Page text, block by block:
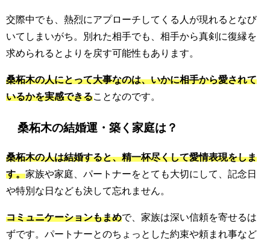
交際中でも、熱烈にアプローチしてくる人が現れるとなび
いてしまいがち。別れた相手でも、相手から真剣に復縁を
求められるとよりを戻す可能性もあります。
桑柘木の人にとって大事なのは、いかに相手から愛されて
いるかを実感できる ことなのです。
桑柘木の結婚運・築く家庭は？
桑柘木の人は結婚すると、精一杯尽くして愛情表現をしま
す。家族や家庭、パートナーをとても大切にして、記念日
や特別な日なども決して忘れません。
コミュニケーションもまめで、家族は深い信頼を寄せるは
ずです。パートナーとのちょっとした約束や頼まれ事など